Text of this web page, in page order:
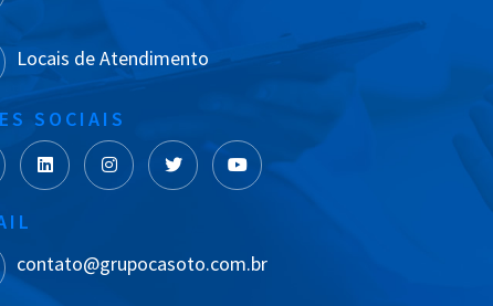
Locais de Atendimento
SOCIAIS
contato@grupocasoto.com.br